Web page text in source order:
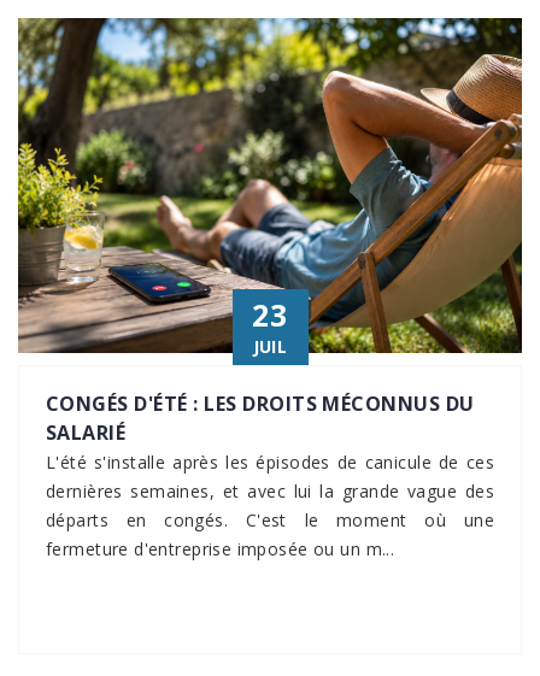
23
JUIL
CONGÉS D'ÉTÉ : LES DROITS MÉCONNUS DU
SALARIÉ
L'été s'installe après les épisodes de canicule de ces
dernières semaines, et avec lui la grande vague des
départs en congés. C'est le moment où une
fermeture d'entreprise imposée ou un m...